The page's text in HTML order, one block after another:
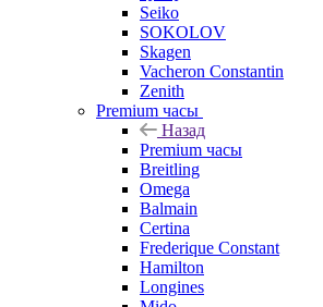
Seiko
SOKOLOV
Skagen
Vacheron Constantin
Zenith
Premium часы
Назад
Premium часы
Breitling
Omega
Balmain
Certina
Frederique Constant
Hamilton
Longines